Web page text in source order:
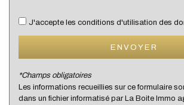
statistiques
J'accepte les conditions d'utilisation des
ENVOYER
*Champs obligatoires
Les informations recueillies sur ce formulaire
dans un fichier informatisé par La Boite Immo